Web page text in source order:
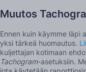
Muutos
Ennen kuin käymme läpi
yksi tärkeä huomautus.
kuljettajan kotimaan
Tachogram-asetuksiin.